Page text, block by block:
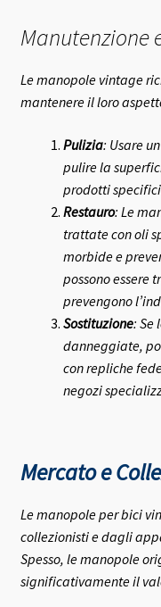
Manutenzione
Le manopole vintage
mantenere il loro
Pulizia: Usare
pulire la
prodotti
Restauro: Le
trattate con oli
morbide e
possono essere
prevengono
Sostituzione: Se
danneggiate,
con repliche
negozi
Mercato e
Le manopole per bici
collezionisti e dagli
Spesso, le manopole
significativamente il